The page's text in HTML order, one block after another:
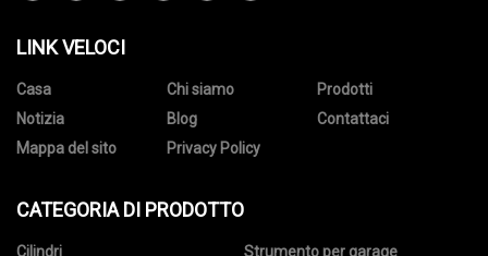
LINK VELOCI
Casa Chi siamo
Prodotti
Notizia
Blog
Contattaci
Mappa del sito
Privacy Policy
CATEGORIA DI PRODOTTO
Cilindri
Strumento per garage